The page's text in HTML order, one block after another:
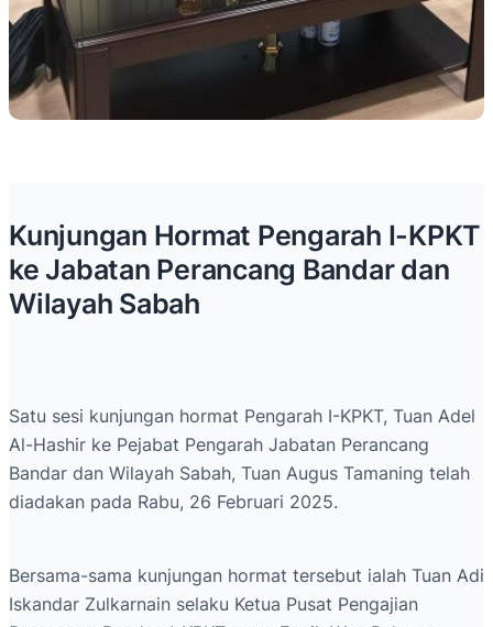
Kunjungan Hormat Pengarah I-KPKT
ke Jabatan Perancang Bandar dan
Wilayah Sabah
Satu sesi kunjungan hormat Pengarah I-KPKT, Tuan Adel
Al-Hashir ke Pejabat Pengarah Jabatan Perancang
Bandar dan Wilayah Sabah, Tuan Augus Tamaning telah
diadakan pada Rabu, 26 Februari 2025.
Bersama-sama kunjungan hormat tersebut ialah Tuan Adi
Iskandar Zulkarnain selaku Ketua Pusat Pengajian